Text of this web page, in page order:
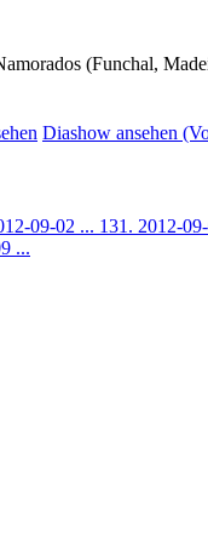
(Funchal,
Diashow ansehen
09-02 ... 131. 2012-
...